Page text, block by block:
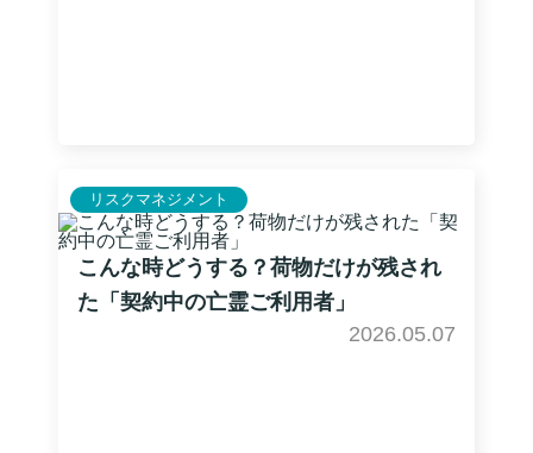
リスクマネジメント
こんな時どうする？荷物だけが残され
た「契約中の亡霊ご利用者」
2026.05.07